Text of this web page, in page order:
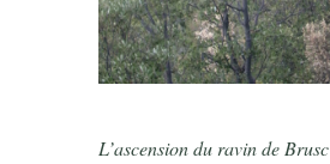
L’ascension du ravin de Brusc